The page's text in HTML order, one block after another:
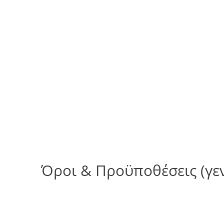
Όροι & Προϋποθέσεις